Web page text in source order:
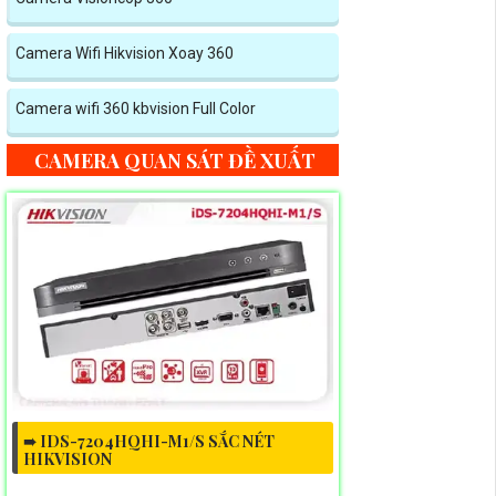
Camera Wifi Hikvision Xoay 360
Camera wifi 360 kbvision Full Color
CAMERA QUAN SÁT ĐỀ XUẤT
➠ IDS-7204HQHI-M1/S SẮC NÉT
HIKVISION